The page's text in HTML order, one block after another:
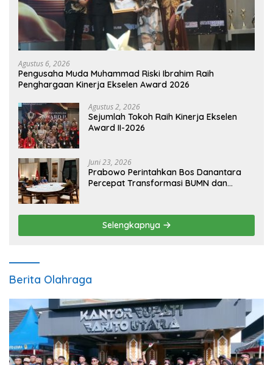
Agustus 6, 2026
Pengusaha Muda Muhammad Riski Ibrahim Raih
Penghargaan Kinerja Ekselen Award 2026
Agustus 2, 2026
Sejumlah Tokoh Raih Kinerja Ekselen
Award II-2026
Juni 23, 2026
Prabowo Perintahkan Bos Danantara
Percepat Transformasi BUMN dan
Selengkapnya
Berita Olahraga